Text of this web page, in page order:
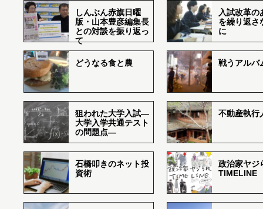
しんぶん赤旗日曜
版・山本豊彦編集長
との対談を振り返っ
て
入試改革の
を繰り返さ
に
どうなる食と農 戦うアルバ
狙われた大学入試―
大学入学共通テスト
の問題点―
不動産執行
石橋叩きのネット投
資術
政治家ヤジ
TIMELINE